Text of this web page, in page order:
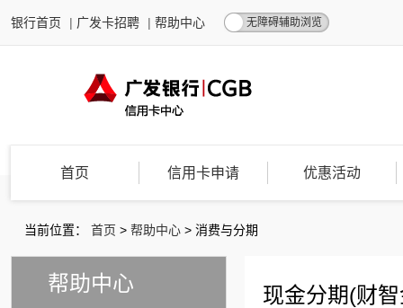
银行首页 | 广发卡招聘 | 帮助中心 无障碍辅助浏览
首页 信用卡申请 优惠活动
当前位置： 首页 > 帮助中心 > 消费与分期
帮助中心 现金分期(财